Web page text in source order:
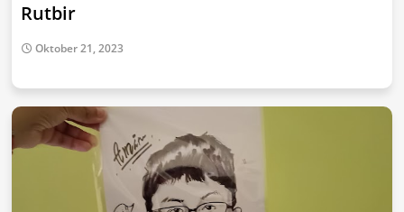
Rutbir
Oktober 21, 2023